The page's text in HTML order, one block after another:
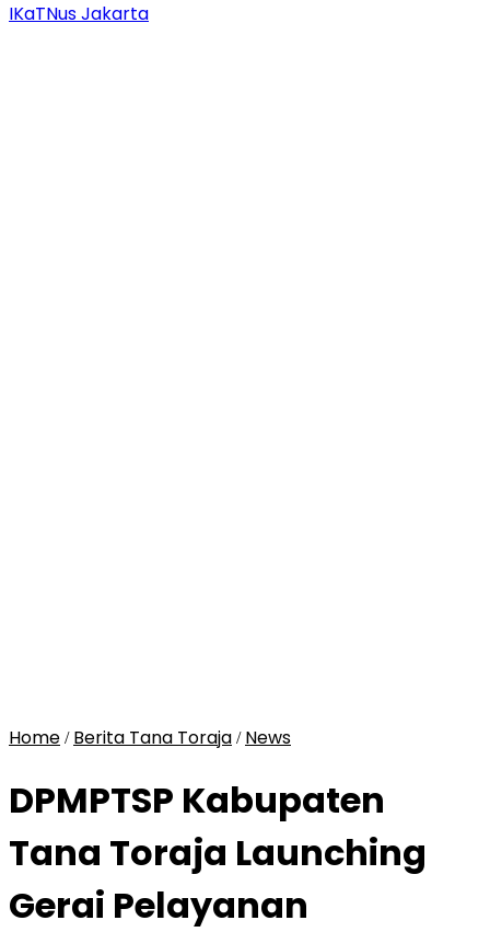
IKaTNus Jakarta
Home / Berita Tana Toraja / News
DPMPTSP Kabupaten
Tana Toraja Launching
Gerai Pelayanan